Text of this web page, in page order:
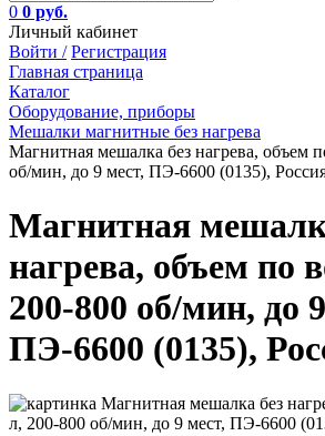
0 0 руб.
Личный кабинет
Войти / Регистрация
Главная страница
Каталог
Оборудование, приборы
Мешалки магнитные без нагрева
Магнитная мешалка без нагрева, объем
об/мин, до 9 мест, ПЭ-6600 (0135),
Магнитная
нагрева, объем по
200-800 об/мин, до
ПЭ-6600 (0135),